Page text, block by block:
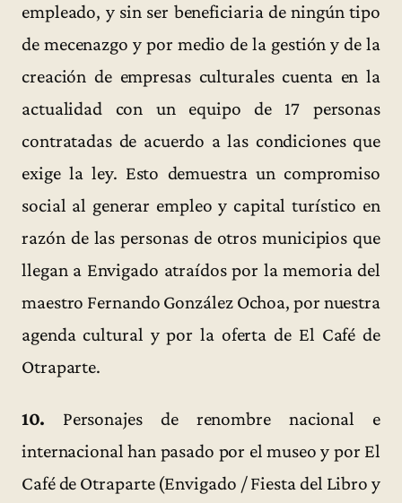
empleado, y sin ser beneficiaria de ningún tipo
de mecenazgo y por medio de la gestión y de la
creación de empresas culturales cuenta en la
actualidad con un equipo de 17 personas
contratadas de acuerdo a las condiciones que
exige la ley. Esto demuestra un compromiso
social al generar empleo y capital turístico en
razón de las personas de otros municipios que
llegan a Envigado atraídos por la memoria del
maestro Fernando González Ochoa, por nuestra
agenda cultural y por la oferta de El Café de
Otraparte.
10. Personajes de renombre nacional e
internacional han pasado por el museo y por El
Café de Otraparte (Envigado / Fiesta del Libro y